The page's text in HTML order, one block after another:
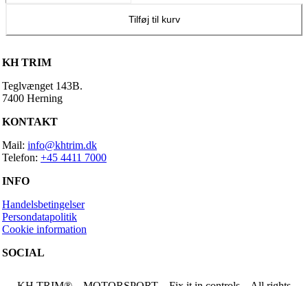
850ccm
EV6
Tilføj til kurv
KH TRIM
Teglvænget 143B.
7400 Herning
KONTAKT
Mail: info@khtrim.dk
Telefon: +45 4411 7000
INFO
Handelsbetingelser
Persondatapolitik
Cookie information
SOCIAL